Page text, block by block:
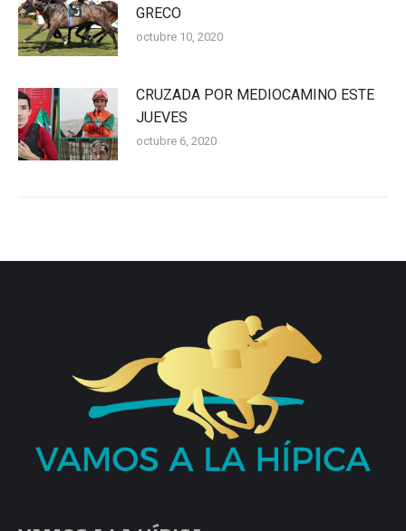
GRECO
octubre 10, 2020
CRUZADA POR MEDIOCAMINO ESTE
JUEVES
octubre 6, 2020